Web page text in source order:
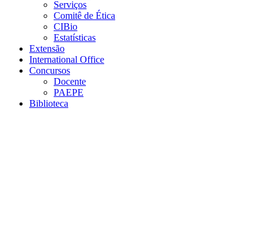
Serviços
Comitê de Ética
CIBio
Estatísticas
Extensão
International Office
Concursos
Docente
PAEPE
Biblioteca